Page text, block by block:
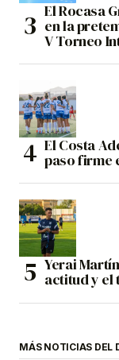
El Rocasa
en la
V Torneo
El Costa
paso firme
Yerai
actitud y el
MÁS NOTICIAS DEL